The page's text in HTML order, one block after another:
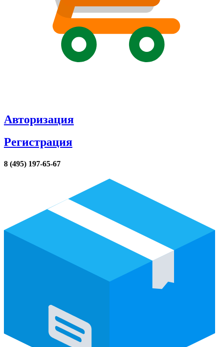
Авторизация
Регистрация
8 (495) 197-65-67